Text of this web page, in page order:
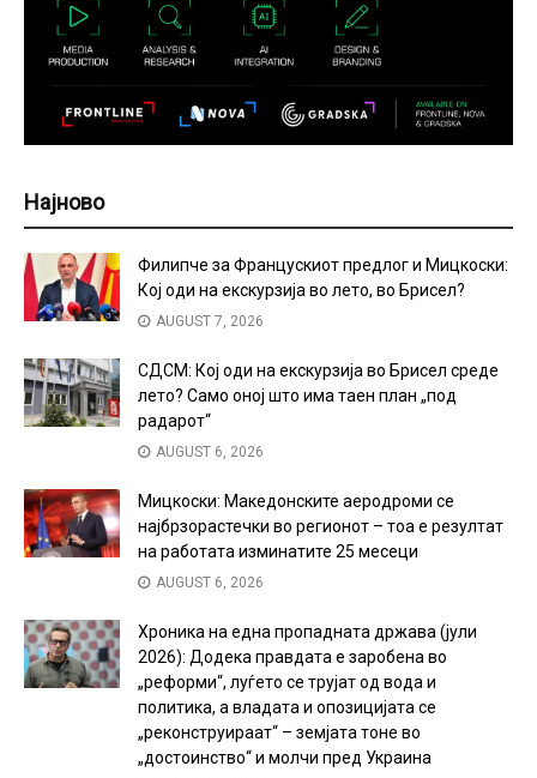
Најново
Филипче за Францускиот предлог и Мицкоски:
Кој оди на екскурзија во лето, во Брисел?
AUGUST 7, 2026
СДСМ: Кој оди на екскурзија во Брисел среде
лето? Само оној што има таен план „под
радарот“
AUGUST 6, 2026
Мицкоски: Македонските аеродроми се
најбрзорастечки во регионот – тоа е резултат
на работата изминатите 25 месеци
AUGUST 6, 2026
Хроника на една пропадната држава (јули
2026): Додека правдата е заробена во
„реформи“, луѓето се трујат од вода и
политика, а владата и опозицијата се
„реконструираат“ – земјата тоне во
„достоинство“ и молчи пред Украина